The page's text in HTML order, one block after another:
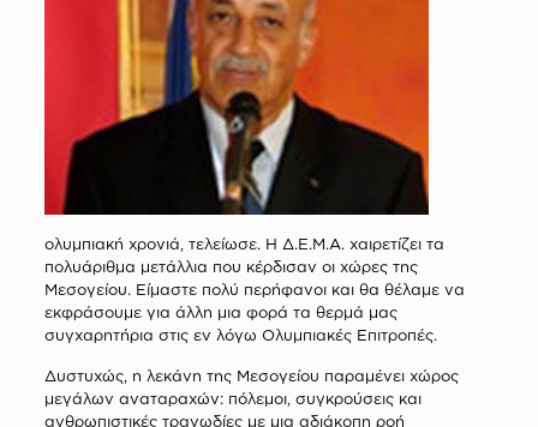
ολυμπιακή χρονιά, τελείωσε. Η Δ.Ε.Μ.Α. χαιρετίζει τα
πολυάριθμα μετάλλια που κέρδισαν οι χώρες της
Μεσογείου. Είμαστε πολύ περήφανοι και θα θέλαμε να
εκφράσουμε για άλλη μια φορά τα θερμά μας
συγχαρητήρια στις εν λόγω Ολυμπιακές Επιτροπές.
Δυστυχώς, η λεκάνη της Μεσογείου παραμένει χώρος
μεγάλων αναταραχών: πόλεμοι, συγκρούσεις και
ανθρωπιστικές τραγωδίες με μια αδιάκοπη ροή